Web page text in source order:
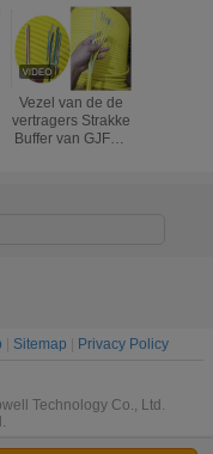
Vezel van de de
vertragers Strakke
Buffer van GJFJV
Sitemap
Privacy Policy
Technology Co., Ltd.